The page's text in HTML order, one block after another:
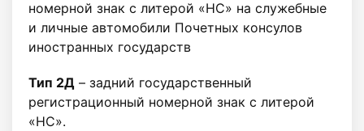
Тип 2Д – задний государственный
регистрационный номерной знак c литерой
«НС».